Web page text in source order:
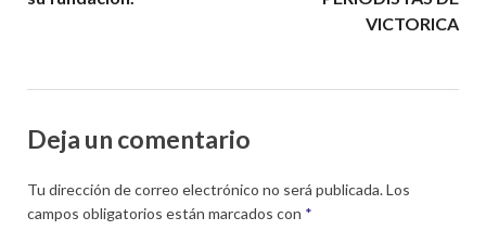
VICTORICA
Deja un comentario
Tu dirección de correo electrónico no será publicada.Los
campos obligatorios están marcados con *